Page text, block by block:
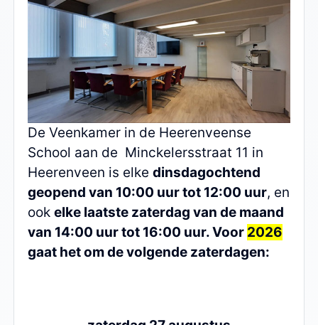
De Veenkamer in de Heerenveense
School aan de Minckelersstraat 11 in
Heerenveen is elke dinsdagochtend
geopend van 10:00 uur tot 12:00 uur, en
ook elke laatste zaterdag van de maand
van 14:00 uur tot 16:00 uur. Voor 2026
gaat het om de volgende zaterdagen: